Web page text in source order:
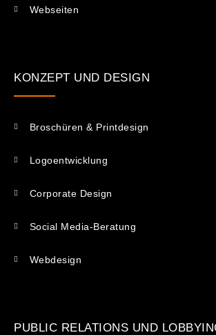
Webseiten
KONZEPT UND DESIGN
Broschüren & Printdesign
Logoentwicklung
Corporate Design
Social Media-Beratung
Webdesign
PUBLIC RELATIONS UND